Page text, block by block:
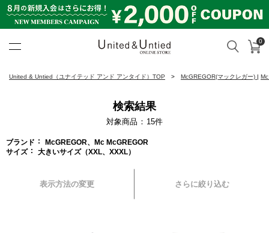
検索 カ
0
United & Untied（ユナイテッド アンド アンタイド）TOP McGREGOR(マックレガー) |
検索結果
対象商品 15件
ブランド
McGREGOR、Mc McGREGOR
サイズ
大きいサイズ（XXL、XXXL）
表示方法の変更 さらに絞り込む